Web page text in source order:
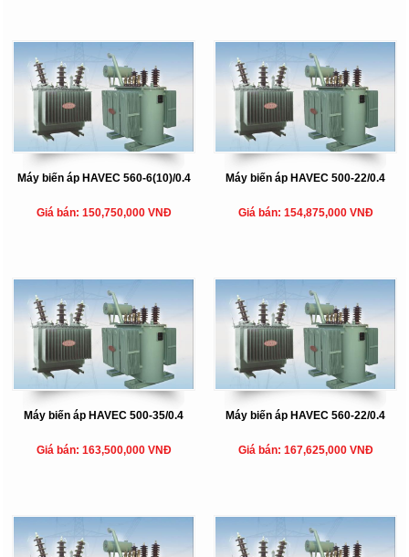
Máy biến áp HAVEC 560-6(10)/0.4
Giá bán: 150,750,000 VNĐ
Máy biến áp HAVEC 500-22/0.4
Giá bán: 154,875,000 VNĐ
Máy biến áp HAVEC 500-35/0.4
Giá bán: 163,500,000 VNĐ
Máy biến áp HAVEC 560-22/0.4
Giá bán: 167,625,000 VNĐ